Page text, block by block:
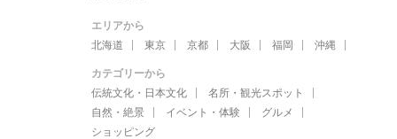
エリアから
北海道
東京 京都 大阪 福岡 沖縄
カテゴリーから
伝統文化・日本文化
名所・観光スポット
自然・絶景
イベント・体験
グルメ
ショッピング